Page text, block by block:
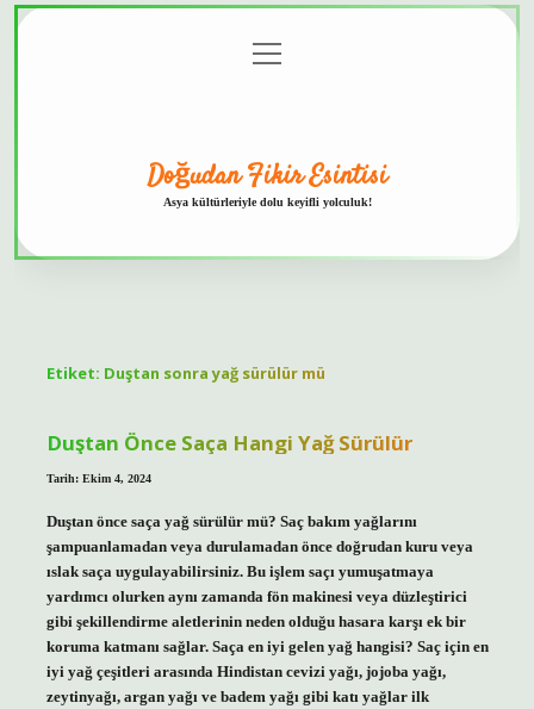
menüyü
aç
Doğudan Fikir Esintisi
Asya kültürleriyle dolu keyifli yolculuk!
Etiket: Duştan sonra yağ sürülür mü
Duştan Önce Saça Hangi Yağ Sürülür
Tarih: Ekim 4, 2024
Duştan önce saça yağ sürülür mü? Saç bakım yağlarını
şampuanlamadan veya durulamadan önce doğrudan kuru veya
ıslak saça uygulayabilirsiniz. Bu işlem saçı yumuşatmaya
yardımcı olurken aynı zamanda fön makinesi veya düzleştirici
gibi şekillendirme aletlerinin neden olduğu hasara karşı ek bir
koruma katmanı sağlar. Saça en iyi gelen yağ hangisi? Saç için en
iyi yağ çeşitleri arasında Hindistan cevizi yağı, jojoba yağı,
zeytinyağı, argan yağı ve badem yağı gibi katı yağlar ilk